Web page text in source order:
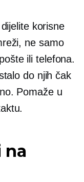
korisne
ne samo
ili telefona.
do njih čak
Pomaže u
na